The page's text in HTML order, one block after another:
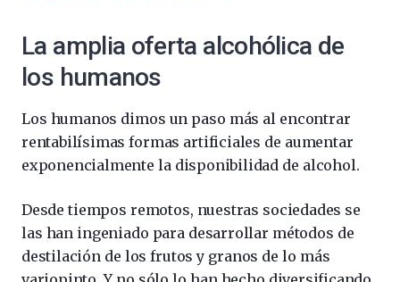
La amplia oferta alcohólica de
los humanos
Los humanos dimos un paso más al encontrar
rentabilísimas formas artificiales de aumentar
exponencialmente la disponibilidad de alcohol.
Desde tiempos remotos, nuestras sociedades se
las han ingeniado para desarrollar métodos de
destilación de los frutos y granos de lo más